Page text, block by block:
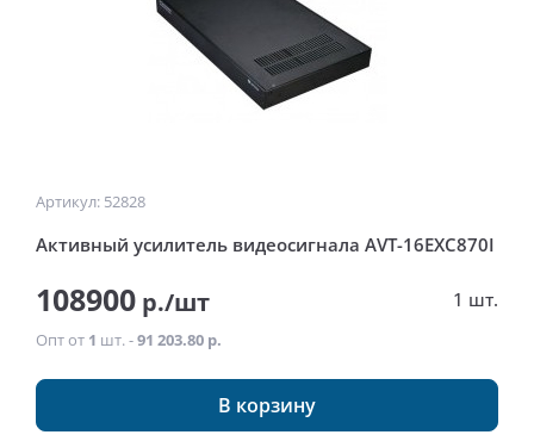
Артикул: 52828
Активный усилитель видеосигнала AVT-16EXC870I
108900 р./шт 1 шт.
Опт от 1 шт. -91 203.80 р.
В корзину